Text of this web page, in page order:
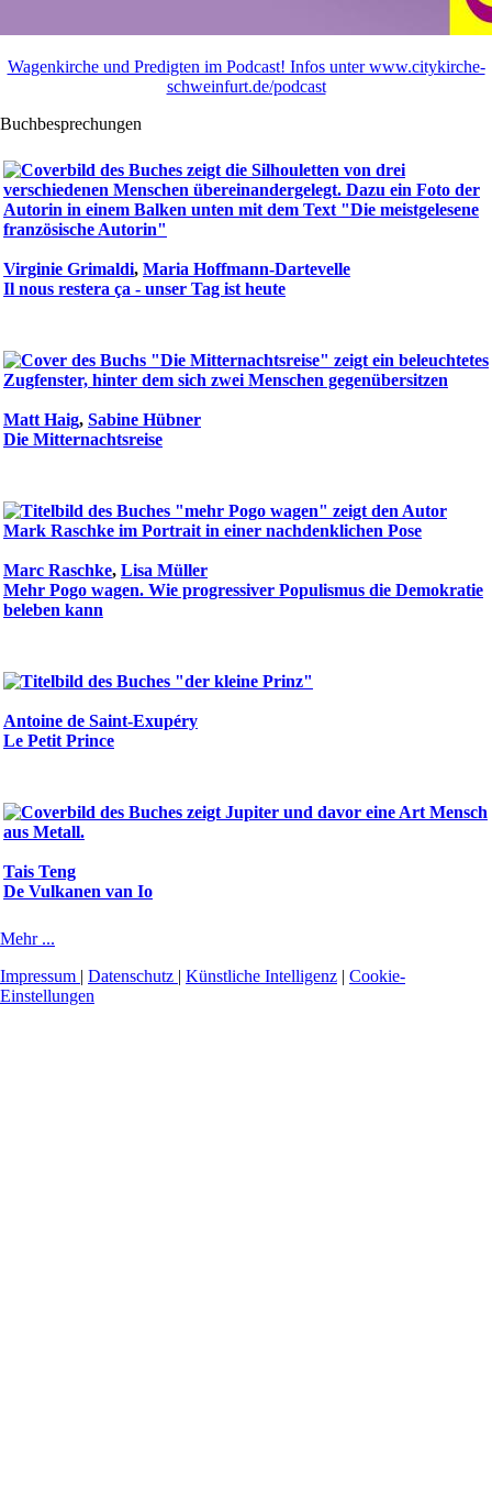
Wagenkirche und Predigten im Podcast! Infos unter www.citykirche-
schweinfurt.de/podcast
Buchbesprechungen
Virginie Grimaldi, Maria Hoffmann-Dartevelle
Il nous restera ça - unser Tag ist heute
Matt Haig, Sabine Hübner
Die Mitternachtsreise
Marc Raschke, Lisa Müller
Mehr Pogo wagen. Wie progressiver Populismus die Demokratie
beleben kann
Antoine de Saint-Exupéry
Le Petit Prince
Tais Teng
De Vulkanen van Io
Mehr ...
Impressum | Datenschutz | Künstliche Intelligenz | Cookie-
Einstellungen